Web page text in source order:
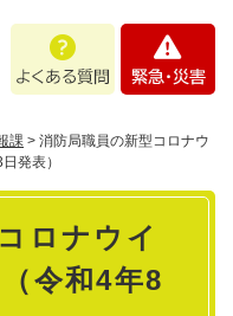
あ
問
・
課 > 消防局職員の新型コロナウ
発表）
ロナウイ
令和4年8